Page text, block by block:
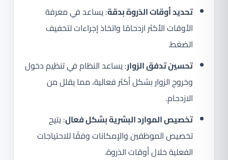
تحديد أوقات الذروة بدقة: يساعد في معرفة
الأوقات الأكثر ازدحامًا واتخاذ إجراءات لتخفيف
الضغط.
تحسين تدفق الزوار: يساعد النظام في تنظيم دخول
وخروج الزوار بشكل أكثر فعالية، مما يقلل من
الازدحام.
تخصيص الموارد البشرية بشكل فعال: يتيح
تخصيص الموظفين والإمكانات وفقًا للاحتياجات
الفعلية خلال أوقات الذروة.